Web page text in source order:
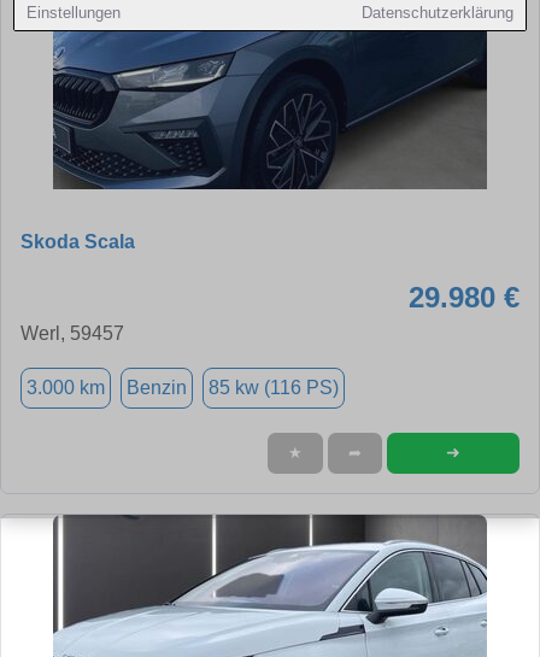
Einstellungen Datenschutzerklärung
Skoda Scala
29.980 €
Werl, 59457
3.000 km Benzin 85 kw (116 PS)
★ ➦ ➜